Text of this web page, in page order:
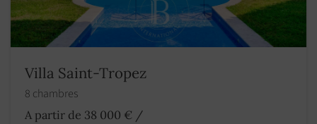
Villa Saint-Tropez
8 chambres
A partir de 38 000 € /